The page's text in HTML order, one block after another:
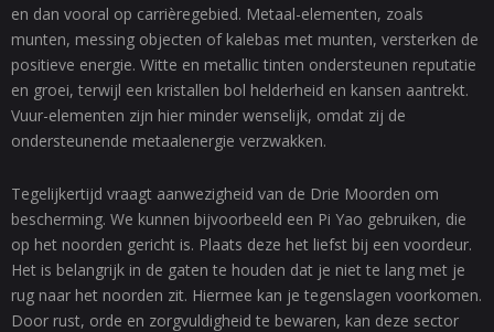
en dan vooral op carrièregebied. Metaal-elementen, zoals
munten, messing objecten of kalebas met munten, versterken de
positieve energie. Witte en metallic tinten ondersteunen reputatie
en groei, terwijl een kristallen bol helderheid en kansen aantrekt.
Vuur-elementen zijn hier minder wenselijk, omdat zij de
ondersteunende metaalenergie verzwakken.
Tegelijkertijd vraagt aanwezigheid van de Drie Moorden om
bescherming. We kunnen bijvoorbeeld een Pi Yao gebruiken, die
op het noorden gericht is. Plaats deze het liefst bij een voordeur.
Het is belangrijk in de gaten te houden dat je niet te lang met je
rug naar het noorden zit. Hiermee kan je tegenslagen voorkomen.
Door rust, orde en zorgvuldigheid te bewaren, kan deze sector